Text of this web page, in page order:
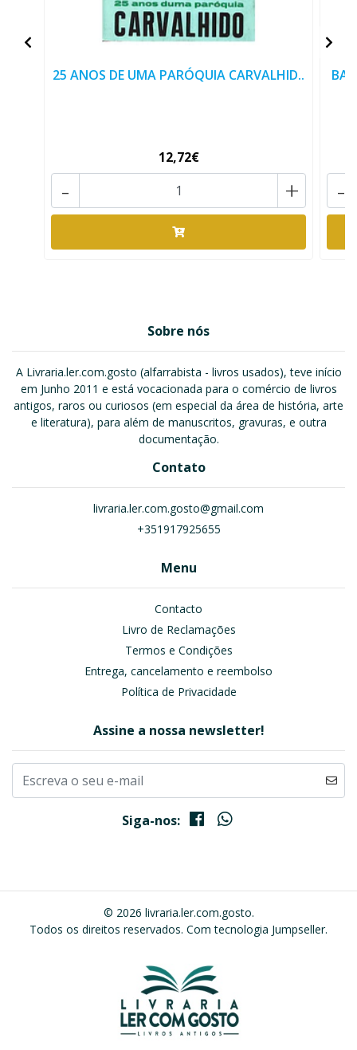
25 ANOS DE UMA PARÓQUIA CARVALHID..
12,72€
+
- -
Sobre nós
A Livraria.ler.com.gosto (alfarrabista - livros usados), teve início
em Junho 2011 e está vocacionada para o comércio de livros
antigos, raros ou curiosos (em especial da área de história, arte
e literatura), para além de manuscritos, gravuras, e outra
documentação.
Contato
livraria.ler.com.gosto@gmail.com
+351917925655
Menu
Contacto
Livro de Reclamações
Termos e Condições
Entrega, cancelamento e reembolso
Política de Privacidade
Assine a nossa newsletter!
Siga-nos:
© 2026 livraria.ler.com.gosto.
Todos os direitos reservados. Com tecnologia Jumpseller.